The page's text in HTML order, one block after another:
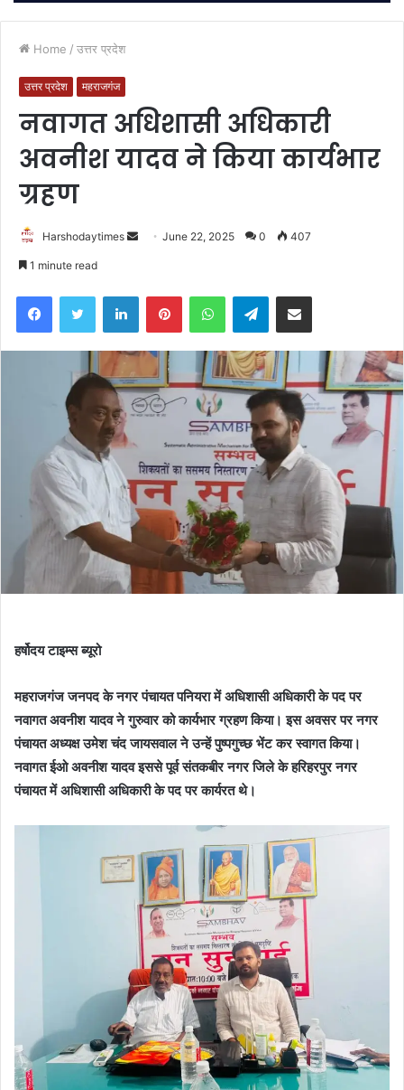
Home / उत्तर प्रदेश
उत्तर प्रदेश महराजगंज
नवागत अधिशासी अधिकारी
अवनीश यादव ने किया कार्यभार
ग्रहण
Harshodaytimes
SendJune 22, 2025 0 407
1 minute read
FacebookTwitter LinkedInPinterestWhatsAppTelegramShare via Email
हर्षोदय टाइम्स ब्यूरो
महराजगंज जनपद के नगर पंचायत पनियरा में अधिशासी अधिकारी के पद पर
नवागत अवनीश यादव ने गुरुवार को कार्यभार ग्रहण किया। इस अवसर पर नगर
पंचायत अध्यक्ष उमेश चंद जायसवाल ने उन्हें पुष्पगुच्छ भेंट कर स्वागत किया।
नवागत ईओ अवनीश यादव इससे पूर्व संतकबीर नगर जिले के हरिहरपुर नगर
पंचायत में अधिशासी अधिकारी के पद पर कार्यरत थे।